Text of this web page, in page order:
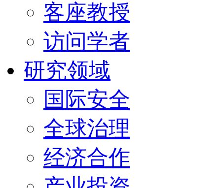
客座教授
访问学者
研究领域
国际安全
全球治理
经济合作